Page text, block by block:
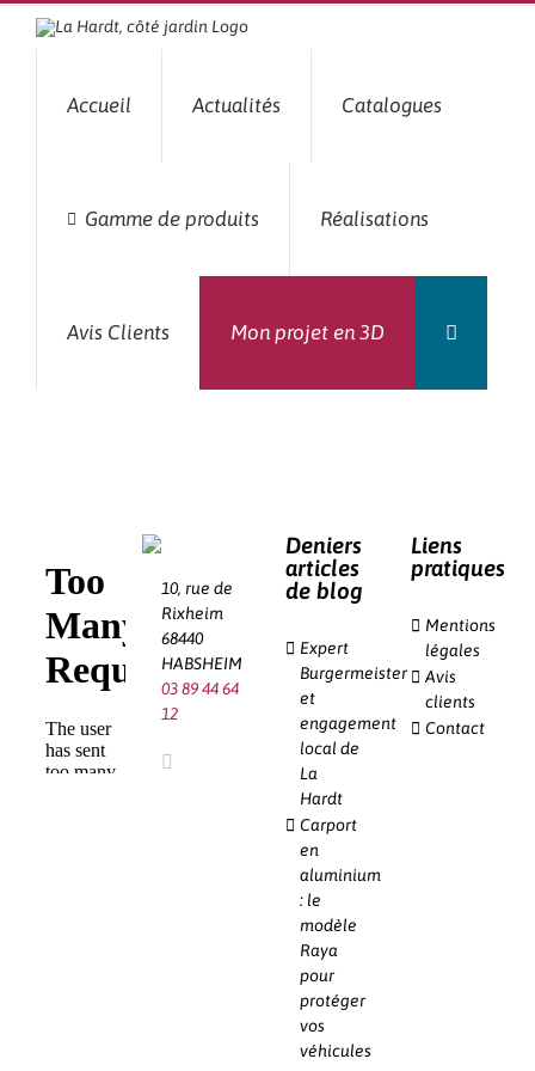
Passer
Accueil Actualités Catalogues
Gamme de produits Réalisations
Avis Clients Mon projet en 3D
10, rue de
Rixheim
68440
HABSHEIM
03 89 44 64
12
Deniers
articles
de blog
Expert
Burgermeister
et
engagement
local de
La
Hardt
Carport
en
aluminium
: le
modèle
Raya
pour
protéger
vos
véhicules
Liens
pratiques
Mentions
légales
Avis
clients
Contact